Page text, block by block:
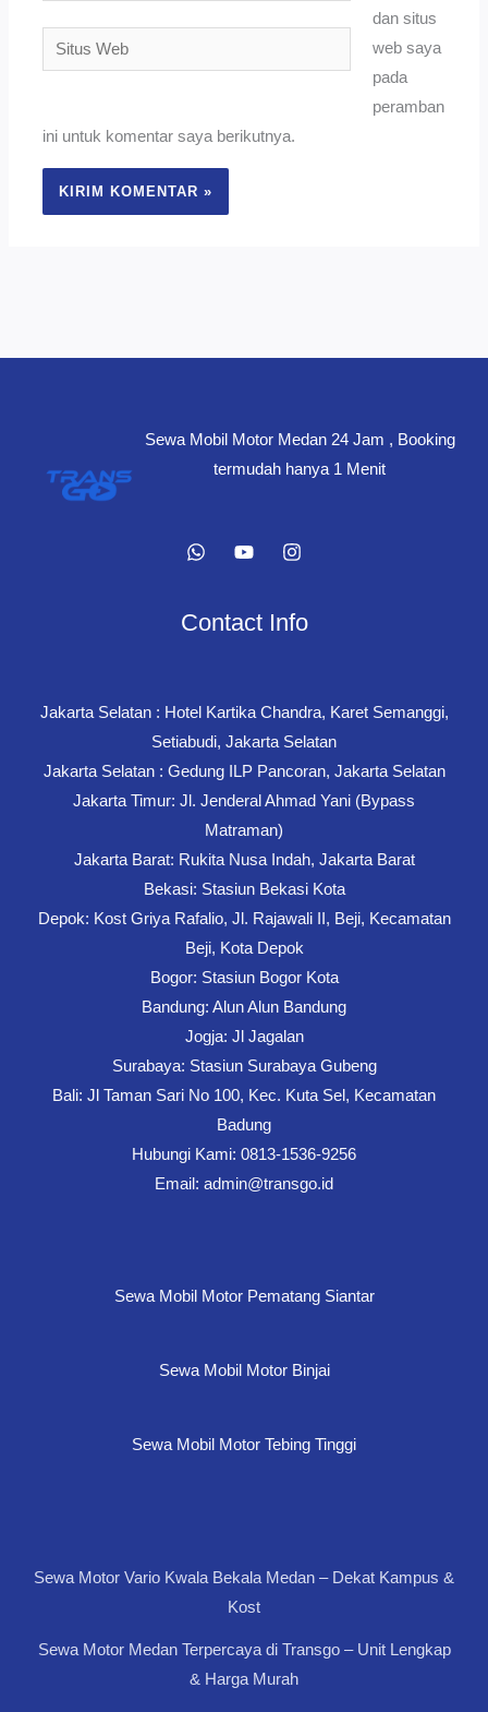
Situs
Web
dan situs
web saya
pada
peramban
ini untuk komentar saya berikutnya.
Sewa Mobil Motor Medan 24 Jam , Booking
termudah hanya 1 Menit
Contact Info
Jakarta Selatan : Hotel Kartika Chandra, Karet Semanggi,
Setiabudi, Jakarta Selatan
Jakarta Selatan : Gedung ILP Pancoran, Jakarta Selatan
Jakarta Timur: Jl. Jenderal Ahmad Yani (Bypass
Matraman)
Jakarta Barat: Rukita Nusa Indah, Jakarta Barat
Bekasi: Stasiun Bekasi Kota
Depok: Kost Griya Rafalio, Jl. Rajawali II, Beji, Kecamatan
Beji, Kota Depok
Bogor: Stasiun Bogor Kota
Bandung: Alun Alun Bandung
Jogja: Jl Jagalan
Surabaya: Stasiun Surabaya Gubeng
Bali: Jl Taman Sari No 100, Kec. Kuta Sel, Kecamatan
Badung
Hubungi Kami: 0813-1536-9256
Email: admin@transgo.id
Sewa Mobil Motor Pematang Siantar
Sewa Mobil Motor Binjai
Sewa Mobil Motor Tebing Tinggi
Sewa Motor Vario Kwala Bekala Medan – Dekat Kampus &
Kost
Sewa Motor Medan Terpercaya di Transgo – Unit Lengkap
& Harga Murah